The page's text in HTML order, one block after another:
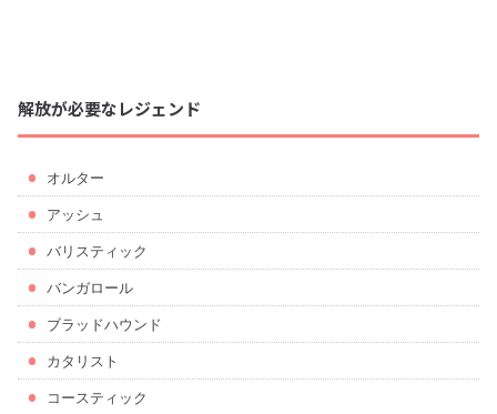
解放が必要なレジェンド
オルター
アッシュ
バリスティック
バンガロール
ブラッドハウンド
カタリスト
コースティック